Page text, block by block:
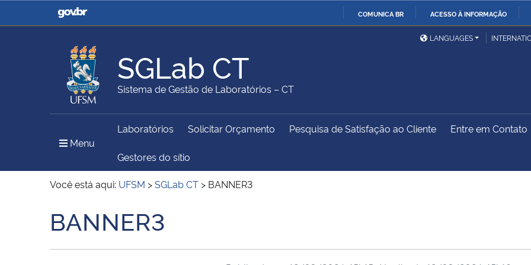
COMUNICA BR ACESSO À INFORMAÇÃO
Casa Civil
Ministério da Justiça e
Ministério da Defesa
Ministério das Relações
Exteriores
Ministério da Agricultura,
Pecuária e Abastecimento
Ministério da Educação
Ministério do Turismo
Ministério do
LANGUAGES
SGLab CT
Sistema de Gestão de Laboratórios – CT
Menu
Laboratórios Solicitar Orçamento Pesquisa de Satisfação ao Cliente Entre em Contato
Gestores do sítio
Você está aqui: UFSM >SGLab CT > BANNER3
Início do conteúdo
BANNER3